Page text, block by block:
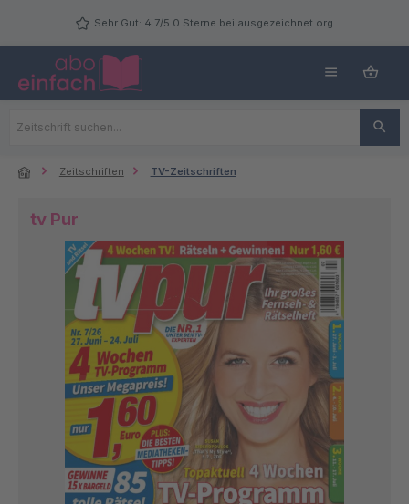
Zum Hauptinhalt springenSehr Gut: 4.7/5.0 Sterne bei ausgezeichnet.org
Zeitschriften TV-Zeitschriften
tv Pur